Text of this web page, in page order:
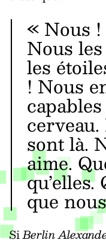
« Nous
Nous
les
! Nous
sont là.
aime.
que
SiBerlin